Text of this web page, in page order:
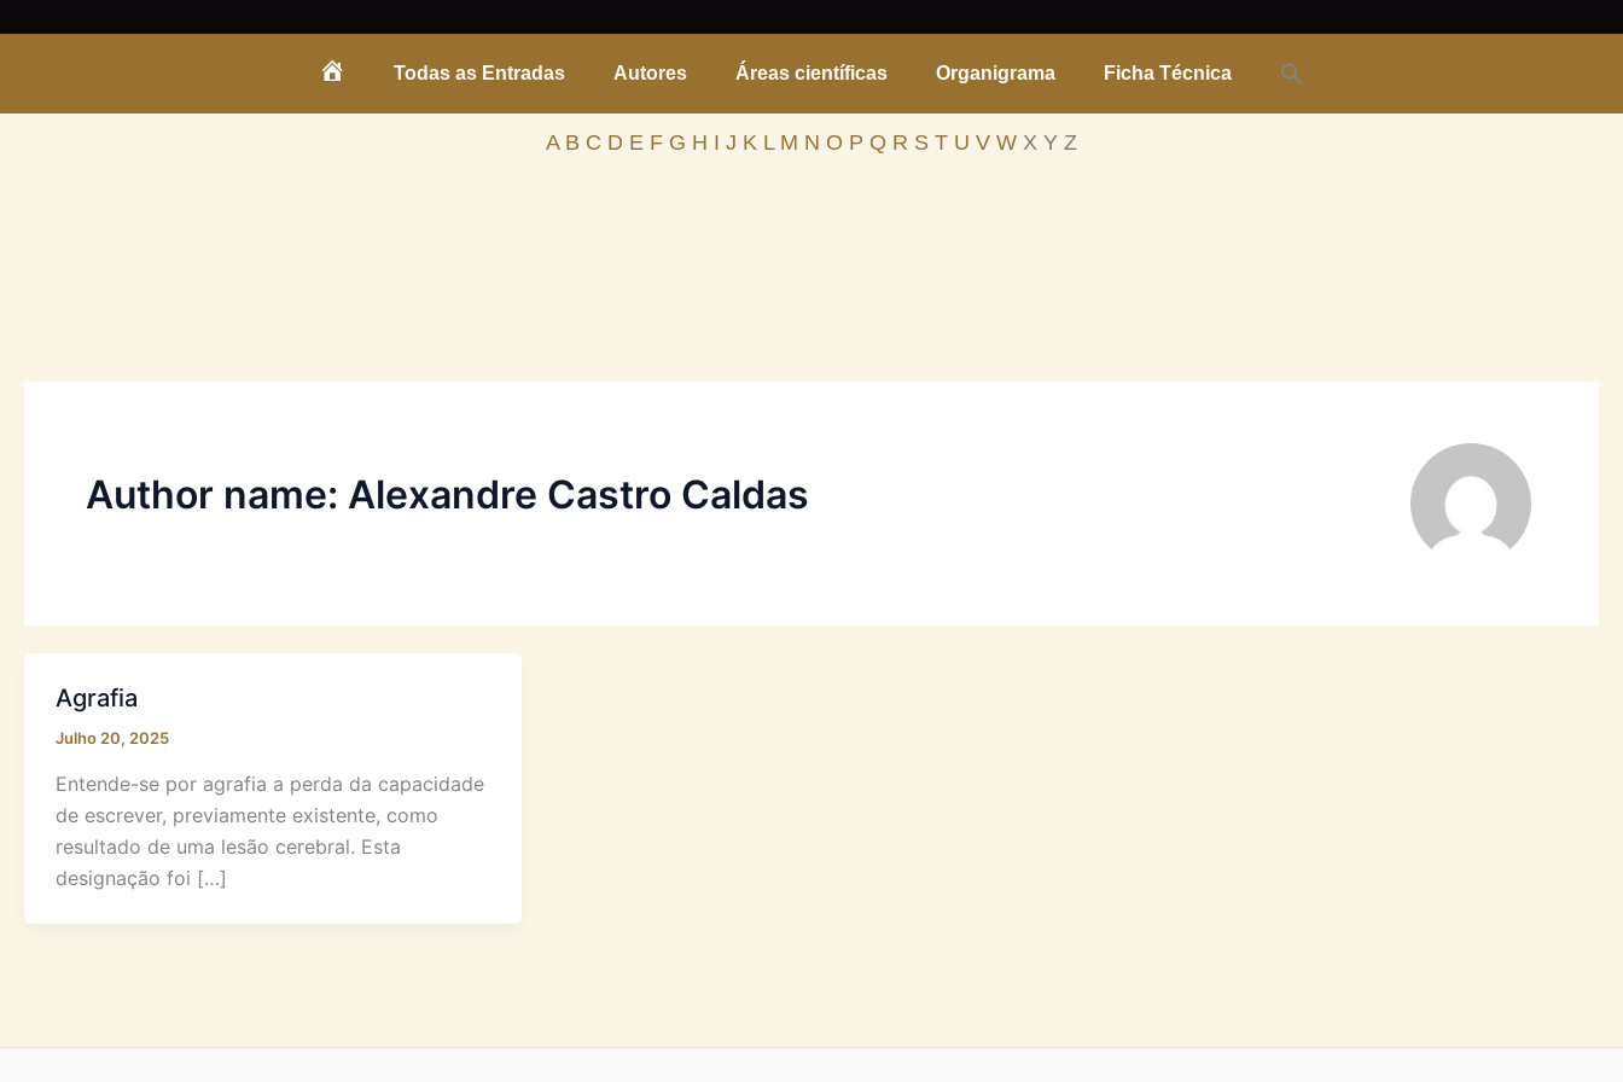
ENTRADATodas as Entradas Autores Áreas científicas Organigrama Ficha Técnica
A B C D E F G H I J K L M N O P Q R S T U V W X Y Z
Author name: Alexandre Castro Caldas
Agrafia
Julho 20, 2025
Entende-se por agrafia a perda da capacidade
de escrever, previamente existente, como
resultado de uma lesão cerebral. Esta
designação foi […]